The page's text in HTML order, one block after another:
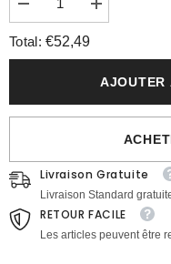
Diminuer
la
quantité
pour
jupe
plissé
tutu
en
tulle
élégant
femme
rose
Augmenter
la
mi-
jupe
plissé
élastique
tutu
en
tulle
élégant
femme
Total:€52,49
AJOUTER
Livraison Gratuite
Livraison Standard
RETOUR FACILE
Les articles peuvent être